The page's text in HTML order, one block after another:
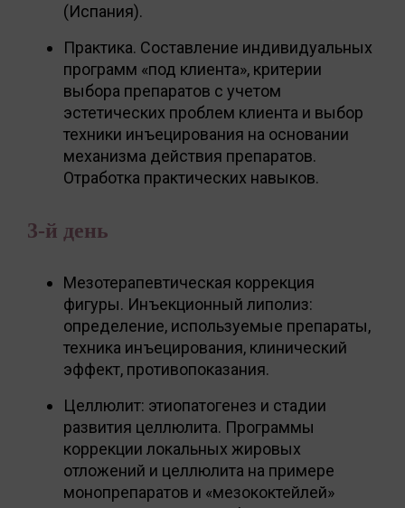
(Испания).
Практика. Составление индивидуальных
программ «под клиента», критерии
выбора препаратов с учетом
эстетических проблем клиента и выбор
техники инъецирования на основании
механизма действия препаратов.
Отработка практических навыков.
3-й день
Мезотерапевтическая коррекция
фигуры. Инъекционный липолиз:
определение, используемые препараты,
техника инъецирования, клинический
эффект, противопоказания.
Целлюлит: этиопатогенез и стадии
развития целлюлита. Программы
коррекции локальных жировых
отложений и целлюлита на примере
монопрепаратов и «мезококтейлей»